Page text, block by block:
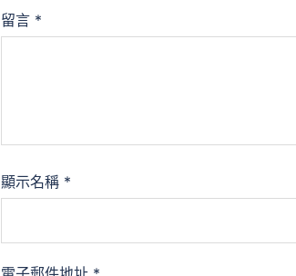
留言 *
顯示名稱 *